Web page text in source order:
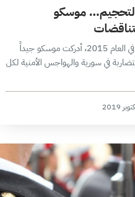
موسكو
بعد تدخلها العسكري في العام 2015، أدركت موسكو جيداً
في سورية والهواجس الأمنية لكل